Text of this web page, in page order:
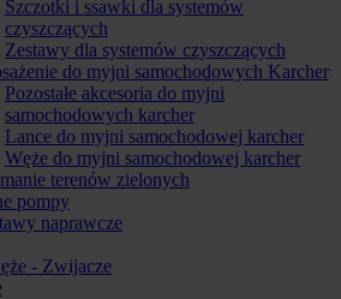
Szczotki i ssawki dla systemów
czyszczących
Zestawy dla systemów czyszczących
do myjni samochodowych Karcher
Pozostałe akcesoria do myjni
samochodowych karcher
Lance do myjni samochodowej karcher
Węże do myjni samochodowej karcher
terenów zielonych
pompy
naprawcze
- Zwijacze